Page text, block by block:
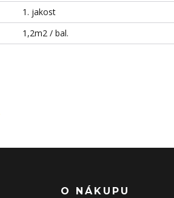
1. jakost
1,2m2 / bal.
O NÁKUPU